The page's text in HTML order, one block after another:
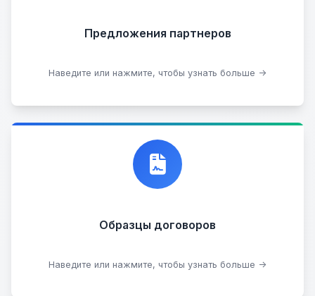
Предложения партнеров
Наведите или нажмите, чтобы узнать больше →
Стать партнером
Образцы договоров
Наведите или нажмите, чтобы узнать больше →
Договор купли-продажи
Скачать образцы